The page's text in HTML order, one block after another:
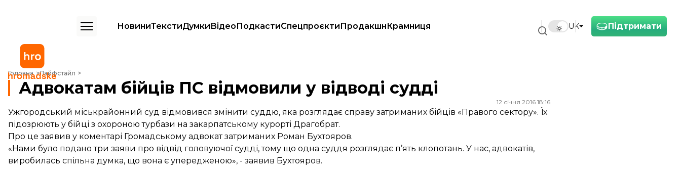
Підтримати
UK
НовиниТекстиДумкиВідеоПодкастиСпецпроєктиПродакшнКрамниця
Головна Лайфстайл
Адвокатам бійців ПС відмовили у відводі судді
Адвокатам бійців ПС відмовили у відводі судді
12 січня 2016 18:16
Ужгородський міськрайонний суд відмовився змінити суддю, яка розглядає справу затриманих бійців «Правого сектору». Їх
підозрюють у бійці з охороною турбази на закарпатському курорті Драгобрат.
Про це заявив у коментарі Громадському адвокат затриманих Роман Бухтояров.
«Нами було подано три заяви про відвід головуючої судді, тому що одна суддя розглядає п’ять клопотань. У нас, адвокатів,
виробилась спільна думка, що вона є упередженою», - заявив Бухтояров.